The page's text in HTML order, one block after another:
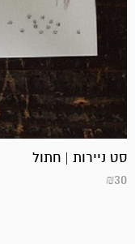
סט ניירות | חתול
₪30